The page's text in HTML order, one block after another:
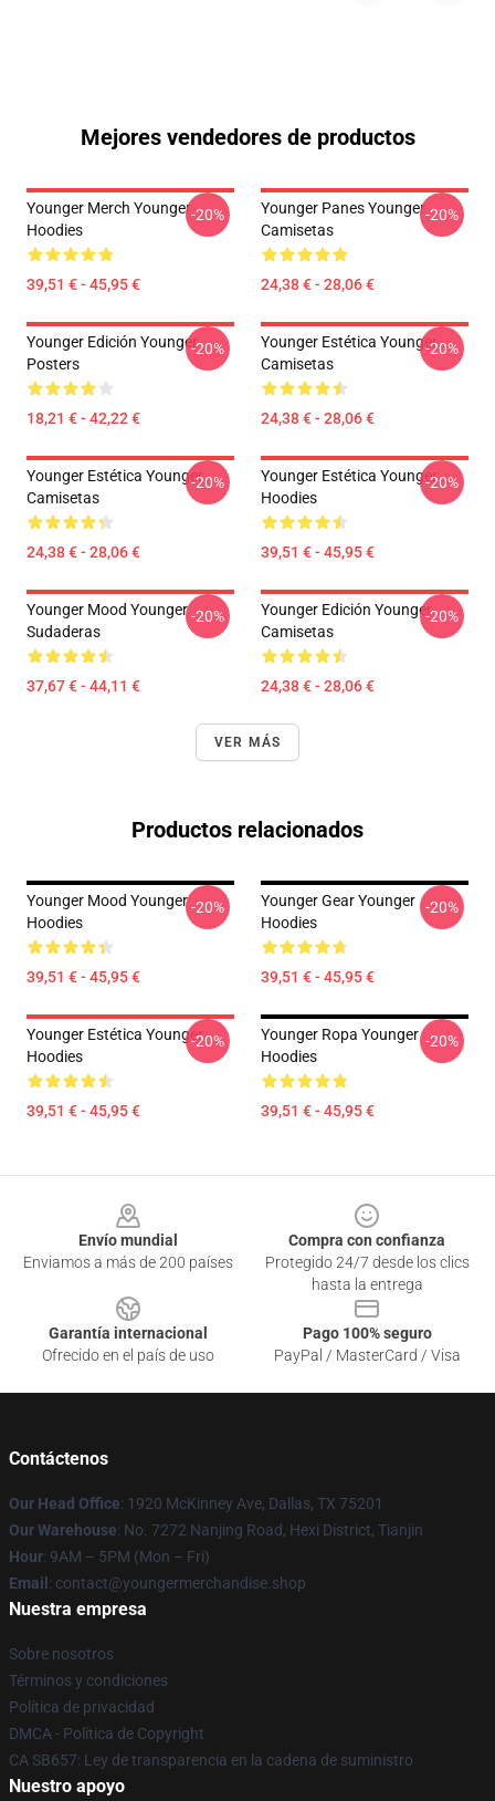
Mejores vendedores de productos
Younger Merch Younger
Hoodies
39,51 € - 45,95 €
-20%
Younger Panes Younger
Camisetas
24,38 € - 28,06 €
-20%
Younger Edición Younger
Posters
18,21 € - 42,22 €
-20%
Younger Estética Younger
Camisetas
24,38 € - 28,06 €
-20%
Younger Estética Younger
Camisetas
24,38 € - 28,06 €
-20%
Younger Estética Younger
Hoodies
39,51 € - 45,95 €
-20%
Younger Mood Younger
Sudaderas
37,67 € - 44,11 €
-20%
Younger Edición Younger
Camisetas
24,38 € - 28,06 €
-20%
VER MÁS
Productos relacionados
Younger Mood Younger
Hoodies
39,51 € - 45,95 €
-20%
Younger Gear Younger
Hoodies
39,51 € - 45,95 €
-20%
Younger Estética Younger
Hoodies
39,51 € - 45,95 €
-20%
Younger Ropa Younger
Hoodies
39,51 € - 45,95 €
-20%
Envío mundial
Enviamos a más de 200 países
Compra con confianza
Protegido 24/7 desde los clics
hasta la entrega
Garantía internacional
Ofrecido en el país de uso
Pago 100% seguro
PayPal / MasterCard / Visa
Contáctenos
Our Head Office: 1920 McKinney Ave, Dallas, TX 75201
Our Warehouse: No. 7272 Nanjing Road, Hexi District, Tianjin
Hour: 9AM – 5PM (Mon – Fri)
Email : contact@youngermerchandise.shop
Nuestra empresa
Sobre nosotros
Términos y condiciones
Política de privacidad
DMCA - Política de Copyright
CA SB657: Ley de transparencia en la cadena de suministro
Nuestro apoyo